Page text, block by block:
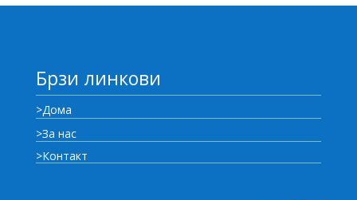
Брзи линкови
>Дома
>За нас
>Контакт